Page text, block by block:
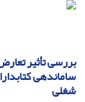
بررسی تأثیر
ساماندهی
شغلی